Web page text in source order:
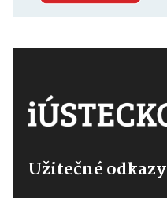
Užitečné odkazy